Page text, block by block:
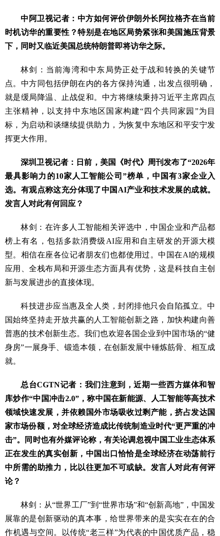
中阿卫视记者：中方如何评价伊朗外长阿拉格齐在当前
时机访华的重要性？特别是在地区局势紧张和美国施压背景
下，同时又临近美国总统特朗普即将访华之际。
林剑：当前海湾和中东局势正处于战和转换的关键节
点。中方同包括伊朗在内的各方保持沟通，出发点很明确，
就是缓局降温、止战促和。中方将继续秉持习近平主席四点
主张精神，以支持中东地区国家构建“四个共同家园”为目
标，为启动和谈继续提供助力，为恢复中东地区和平安宁发
挥更大作用。
深圳卫视记者：日前，美国《时代》周刊发布了“2026年
最具影响力的10家人工智能公司”榜单，中国有3家企业入
选。有观点称这充分体现了中国AI产业和技术发展的成就。
发言人对此有何回应？
林剑：在许多人工智能相关评选中，中国企业和产品都
榜上有名，包括多款消费级AI应用和自主研发的开源大模
型。相信在座各位记者朋友们也都使用过。中国在AI的规模
应用、全栈布局和开源生态方面具有优势，这是科技自主创
新与发展进步的直接体现。
科技进步应当惠及全人类，封闭排他只会自陷孤立。中
国始终坚持走开放共赢的人工智能创新之路，加快构建向善
普惠的技术创新生态。我们也欢迎各国企业到中国市场的“健
身房”一展身手、锻造本领，在创新发展中锤炼筋骨、相互成
就。
总台CGTN记者：我们注意到，近期一些西方媒体和智
库炒作“中国冲击2.0”，称中国在新能源、人工智能等高技术
领域快速发展，并依赖国外市场吸收过剩产能，挤占发达国
家市场份额，对全球经济造成比传统制造业时代“更严重的冲
击”。同时也有外媒评论称，有关论调忽视中国工业生态体系
正在发生的真实创新，中国出口恰恰是全球经济在动荡前行
中所需的助推力，比以往更加不可或缺。发言人对此有何评
论？
林剑：从“世界工厂”到“世界市场”和“创新高地”，中国发
展靠的是创新驱动的真本事，给世界带来的是实实在在的合
作机遇与空间。以传统“老三样”为代表的中国优质产品，稳